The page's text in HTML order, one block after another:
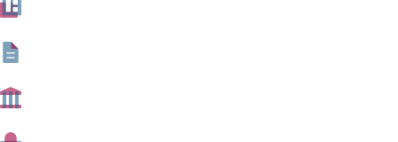
2029 – Totale investeringen in wetenschap en
08 MEI 2025